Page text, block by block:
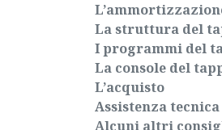
La struttura del
I programmi del
La console del
L’acquisto
Assistenza
Alcuni altri